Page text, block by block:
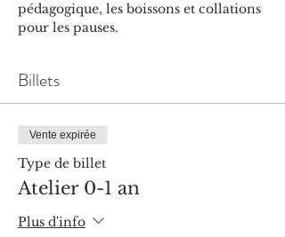
pédagogique, les boissons et collations
pour les pauses.
Billets
Vente expirée
Type de billet
Atelier 0-1 an
Plus d'info